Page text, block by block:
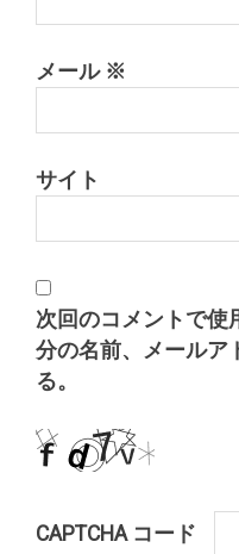
メール ※
サイト
次回のコメントで使
分の名前、メールア
る。
CAPTCHA コード